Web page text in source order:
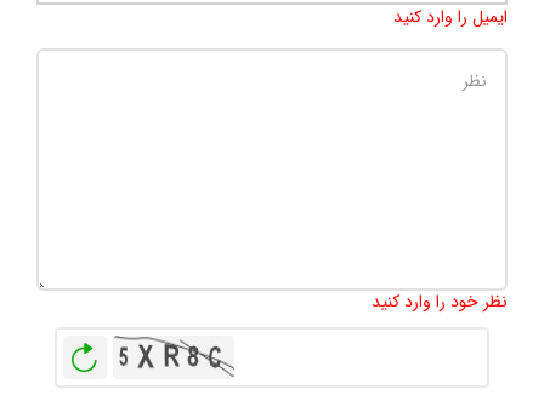
ایمیل را وارد کنید
نظر خود را وارد کنید